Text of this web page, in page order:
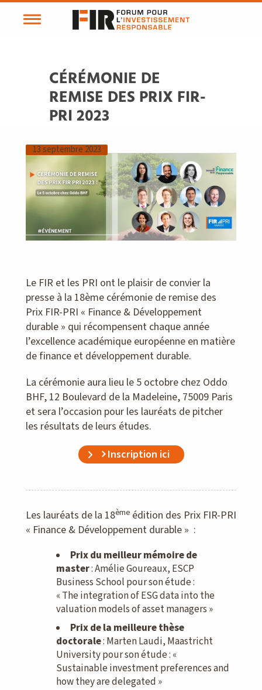
CÉRÉMONIE DE
REMISE DES PRIX FIR-
PRI 2023
13 septembre 2023
Le FIR et les PRI ont le plaisir de convier la
presse à la 18ème cérémonie de remise des
Prix FIR-PRI « Finance & Développement
durable » qui récompensent chaque année
l’excellence académique européenne en matière
de finance et développement durable.
La cérémonie aura lieu le 5 octobre chez Oddo
BHF, 12 Boulevard de la Madeleine, 75009 Paris
et sera l’occasion pour les lauréats de pitcher
les résultats de leurs études.
Inscription ici
Les lauréats de la 18ème édition des Prix FIR-PRI
« Finance & Développement durable » :
Prix du meilleur mémoire de
master: Amélie Goureaux, ESCP
Business School pour son étude :
« The integration of ESG data into the
valuation models of asset managers »
Prix de la meilleure thèse
doctorale: Marten Laudi, Maastricht
University pour son étude : «
Sustainable investment preferences and
how they are delegated »